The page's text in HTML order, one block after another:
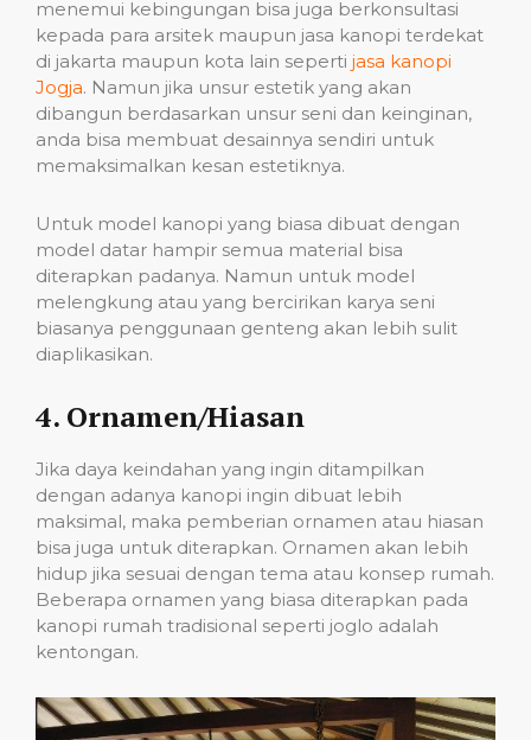
menemui kebingungan bisa juga berkonsultasi
kepada para arsitek maupun jasa kanopi terdekat
di jakarta maupun kota lain seperti jasa kanopi
Jogja. Namun jika unsur estetik yang akan
dibangun berdasarkan unsur seni dan keinginan,
anda bisa membuat desainnya sendiri untuk
memaksimalkan kesan estetiknya.
Untuk model kanopi yang biasa dibuat dengan
model datar hampir semua material bisa
diterapkan padanya. Namun untuk model
melengkung atau yang bercirikan karya seni
biasanya penggunaan genteng akan lebih sulit
diaplikasikan.
4. Ornamen/Hiasan
Jika daya keindahan yang ingin ditampilkan
dengan adanya kanopi ingin dibuat lebih
maksimal, maka pemberian ornamen atau hiasan
bisa juga untuk diterapkan. Ornamen akan lebih
hidup jika sesuai dengan tema atau konsep rumah.
Beberapa ornamen yang biasa diterapkan pada
kanopi rumah tradisional seperti joglo adalah
kentongan.